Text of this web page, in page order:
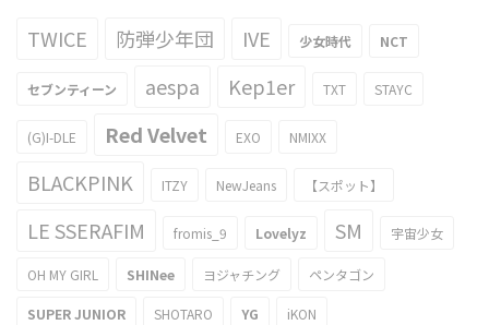
TWICE 防弾少年団 IVE 少女時代 NCT
セブンティーン aespa Kep1er TXT STAYC
(G)I-DLE Red Velvet EXO NMIXX
BLACKPINK ITZY NewJeans 【スポット】
LE SSERAFIM fromis_9 Lovelyz SM 宇宙少女
OH MY GIRL SHINee ヨジャチング ペンタゴン
SUPER JUNIOR SHOTARO YG iKON